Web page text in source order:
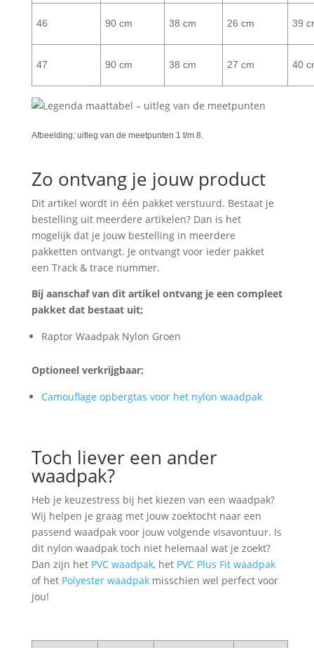
46 90 cm 38 cm 26 cm 39
47 90 cm 38 cm 27 cm 40
Afbeelding: uitleg van de meetpunten 1 t/m 8.
Zo ontvang je jouw product
Dit artikel wordt in één pakket verstuurd. Bestaat je
bestelling uit meerdere artikelen? Dan is het
mogelijk dat je jouw bestelling in meerdere
pakketten ontvangt. Je ontvangt voor ieder pakket
een Track & trace nummer.
Bij aanschaf van dit artikel ontvang je een compleet
pakket dat bestaat uit;
Raptor Waadpak Nylon Groen
Optioneel verkrijgbaar;
Camouflage opbergtas voor het nylon waadpak
Toch liever een ander
waadpak?
Heb je keuzestress bij het kiezen van een waadpak?
Wij helpen je graag met jouw zoektocht naar een
passend waadpak voor jouw volgende visavontuur. Is
dit nylon waadpak toch niet helemaal wat je zoekt?
Dan zijn het PVC waadpak, het PVC Plus Fit waadpak
of het Polyester waadpakmisschien wel perfect voor
jou!